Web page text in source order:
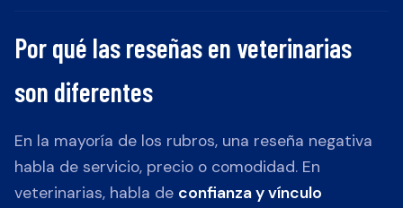
Por qué las reseñas en veterinarias
son diferentes
En la mayoría de los rubros, una reseña negativa
habla de servicio, precio o comodidad. En
veterinarias, habla de confianza y vínculo